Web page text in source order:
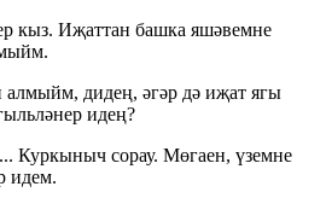
кыз. Иҗаттан башка яшәвемне
дидең, әгәр дә иҗат ягы
идең?
Куркыныч сорау. Мөгаен, үземне
идем.